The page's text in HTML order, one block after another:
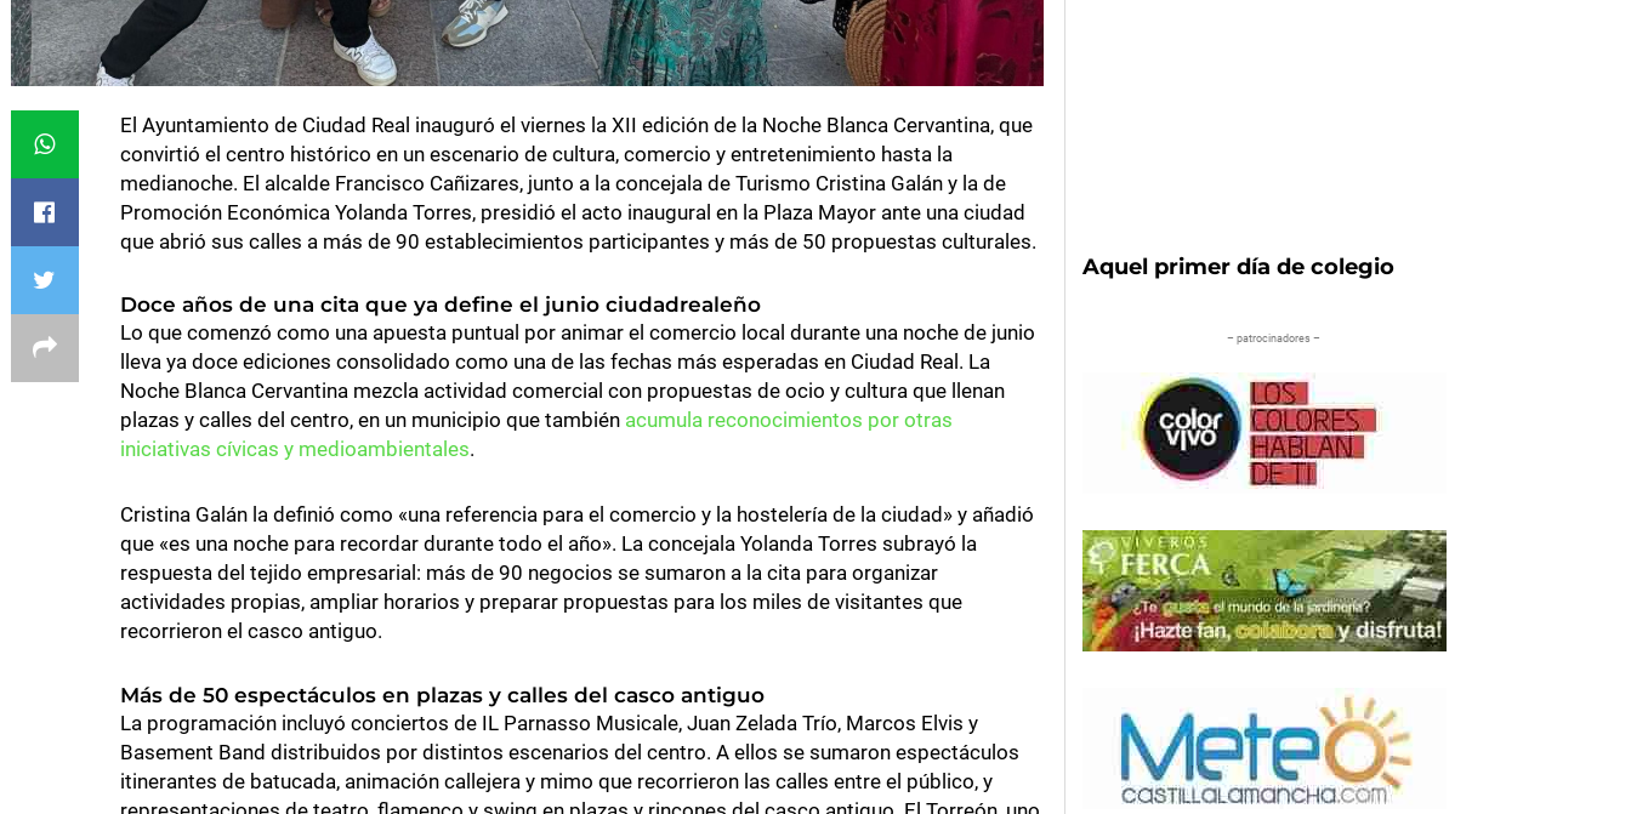
El Ayuntamiento de Ciudad Real inauguró el viernes la XII edición de la Noche Blanca Cervantina, que
convirtió el centro histórico en un escenario de cultura, comercio y entretenimiento hasta la
medianoche. El alcalde Francisco Cañizares, junto a la concejala de Turismo Cristina Galán y la de
Promoción Económica Yolanda Torres, presidió el acto inaugural en la Plaza Mayor ante una ciudad
que abrió sus calles a más de 90 establecimientos participantes y más de 50 propuestas culturales.
Doce años de una cita que ya define el junio ciudadrealeño
Lo que comenzó como una apuesta puntual por animar el comercio local durante una noche de junio
lleva ya doce ediciones consolidado como una de las fechas más esperadas en Ciudad Real. La
Noche Blanca Cervantina mezcla actividad comercial con propuestas de ocio y cultura que llenan
plazas y calles del centro, en un municipio que también acumula reconocimientos por otras
iniciativas cívicas y medioambientales.
Cristina Galán la definió como «una referencia para el comercio y la hostelería de la ciudad» y añadió
que «es una noche para recordar durante todo el año». La concejala Yolanda Torres subrayó la
respuesta del tejido empresarial: más de 90 negocios se sumaron a la cita para organizar
actividades propias, ampliar horarios y preparar propuestas para los miles de visitantes que
recorrieron el casco antiguo.
Más de 50 espectáculos en plazas y calles del casco antiguo
La programación incluyó conciertos de IL Parnasso Musicale, Juan Zelada Trío, Marcos Elvis y
Basement Band distribuidos por distintos escenarios del centro. A ellos se sumaron espectáculos
itinerantes de batucada, animación callejera y mimo que recorrieron las calles entre el público, y
Aquel primer día de colegio
– patrocinadores –